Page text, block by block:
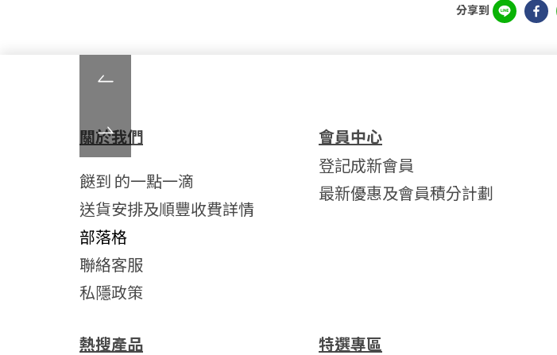
分享到
關於我們
餸到 的一點一滴
送貨安排及順豐收費詳情
部落格
聯絡客服
私隱政策
會員中心
登記成新會員
最新優惠及會員積分計劃
熱搜產品 特選專區